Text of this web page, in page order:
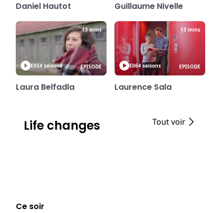
Daniel Hautot Guillaume Nivelle
E054 saisons
13 mins
EPISODE
Laura Belfadla
E064 saisons
13 mins
EPISODE
Laurence Sala
Life changes Tout voir
Ce soir